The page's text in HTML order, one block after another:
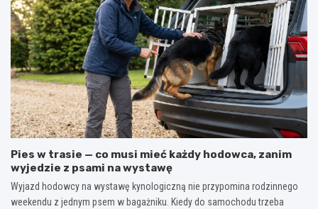
Pies w trasie — co musi mieć każdy hodowca, zanim
wyjedzie z psami na wystawę
Wyjazd hodowcy na wystawę kynologiczną nie przypomina rodzinnego
weekendu z jednym psem w bagażniku. Kiedy do samochodu trzeba